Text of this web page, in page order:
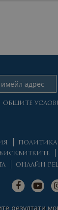
ОБЩИТЕ
ПОЛИТИКА
ОНЛАЙН
резултати